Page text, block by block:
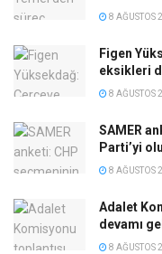
8 AĞUSTOS
Figen
eksikleri
8 AĞUSTOS
SAMER
Parti’yi
8 AĞUSTOS
Adalet
devamı
8 AĞUSTOS